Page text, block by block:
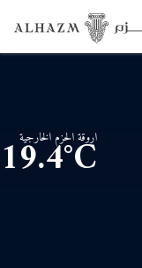
اروقة الحزم الخارجية
19.4°C